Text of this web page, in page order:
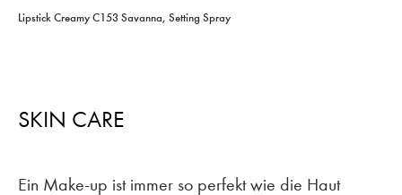
Lipstick Creamy C153 Savanna, Setting Spray
SKIN CARE
Ein Make-up ist immer so perfekt wie die Haut